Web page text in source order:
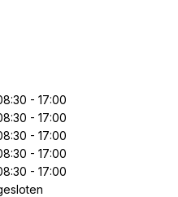
- 17:00
- 17:00
- 17:00
- 17:00
- 17:00